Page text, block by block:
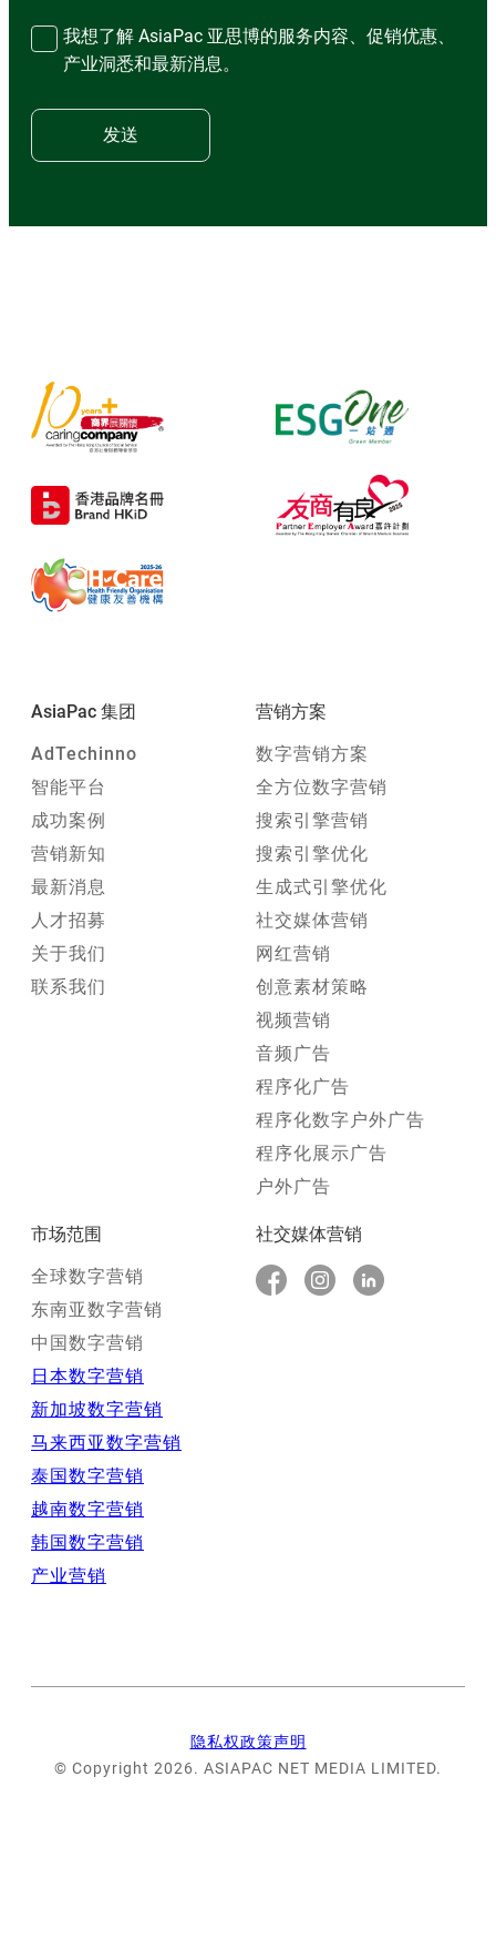
我想了解 AsiaPac 亚思博的服务内容、促销优惠、
产业洞悉和最新消息。
发送
社交媒体营销
AsiaPac 集团
AdTechinno
智能平台
成功案例
营销新知
最新消息
人才招募
关于我们
联系我们
营销方案
数字营销方案
全方位数字营销
搜索引擎营销
搜索引擎优化
生成式引擎优化
社交媒体营销
网红营销
创意素材策略
视频营销
音频广告
程序化广告
程序化数字户外广告
程序化展示广告
户外广告
市场范围
全球数字营销
东南亚数字营销
中国数字营销
日本数字营销
新加坡数字营销
马来西亚数字营销
泰国数字营销
越南数字营销
韩国数字营销
产业营销
隐私权政策声明
© Copyright 2026. ASIAPAC NET MEDIA LIMITED.